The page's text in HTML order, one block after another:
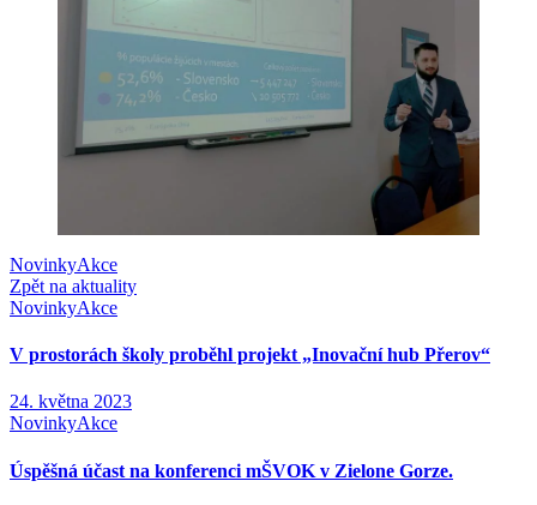
NovinkyAkce
Zpět na aktuality
NovinkyAkce
V prostorách školy proběhl projekt „Inovační hub Přerov“
24. května 2023
NovinkyAkce
Úspěšná účast na konferenci mŠVOK v Zielone Gorze.